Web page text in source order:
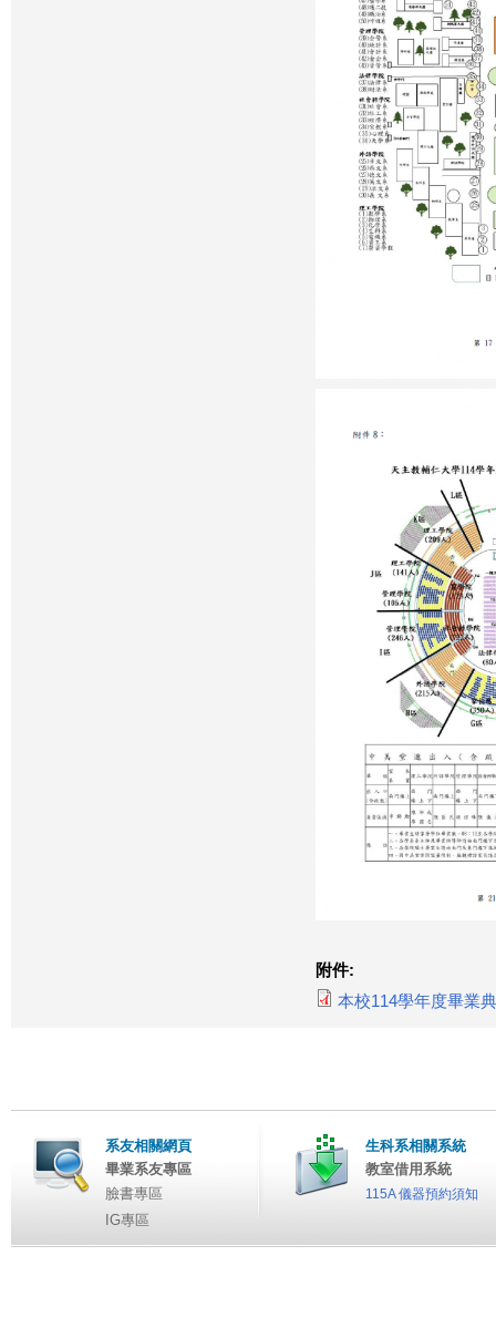
附件:
本校114學年度畢業
系友相關網頁
畢業系友專區
臉書專區
IG專區
生科系相關系統
教室借用系統
115A 儀器預約須知